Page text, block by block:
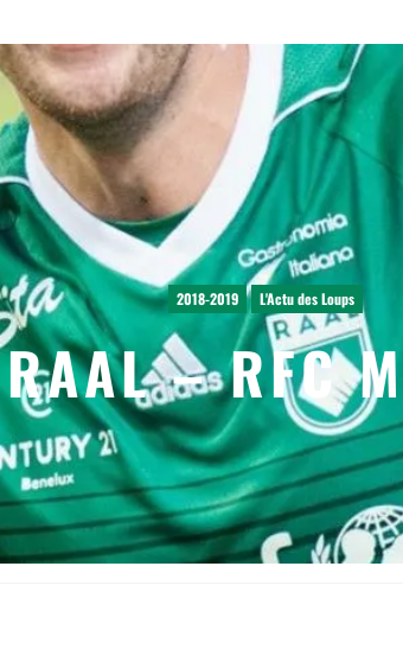
2018-2019 L'Actu des Loups
– RFC